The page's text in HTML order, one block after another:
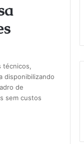
técnicos,
disponibilizando
de
sem custos